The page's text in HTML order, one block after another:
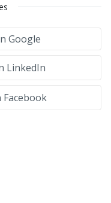
Google
LinkedIn
Facebook